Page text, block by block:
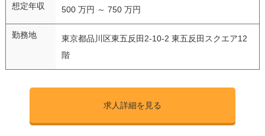
想定年収 500 万円 ～ 750 万円
勤務地
東京都品川区東五反田2-10-2 東五反田スクエア12
階
求人詳細を見る